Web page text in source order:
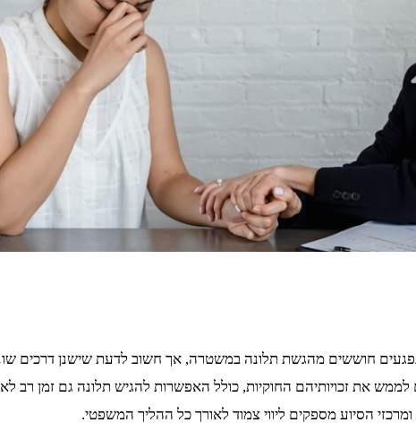
חוששים מהגשת תלונה במשטרה, אך חשוב לדעת שישנן דרכים
לממש את זכויותיהם החוקיות, כולל האפשרות להגיש תלונה גם זמן רב
הסיוע מספקים ליווי צמוד לאורך כל ההליך המשפטי.